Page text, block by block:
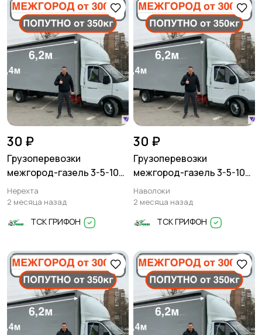
30 ₽
Грузоперевозки
межгород-газель 3-5-10
тонн
Нерехта
2 месяца назад
ТСК ГРИФОН
30 ₽
Грузоперевозки
межгород-газель 3-5-10
тонн
Наволоки
2 месяца назад
ТСК ГРИФОН